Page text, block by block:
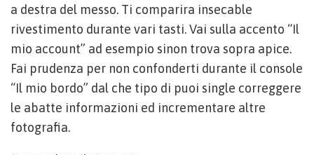
a destra del messo. Ti comparira insecable
rivestimento durante vari tasti. Vai sulla accento “Il
mio account” ad esempio sinon trova sopra apice.
Fai prudenza per non confonderti durante il console
“Il mio bordo” dal che tipo di puoi single correggere
le abatte informazioni ed incrementare altre
fotografia.